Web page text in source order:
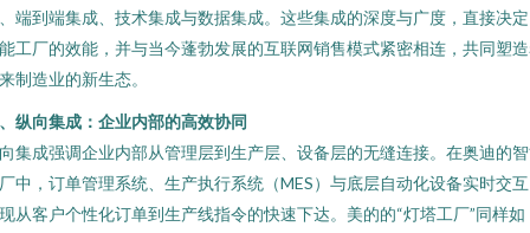
端到端集成、技术集成与数据集成。这些集成的深度与广度，直接决
工厂的效能，并与当今蓬勃发展的互联网销售模式紧密相连，共同塑
制造业的新生态。
纵向集成：企业内部的高效协同
集成强调企业内部从管理层到生产层、设备层的无缝连接。在奥迪的
中，订单管理系统、生产执行系统（MES）与底层自动化设备实时交
从客户个性化订单到生产线指令的快速下达。美的的“灯塔工厂”同样如